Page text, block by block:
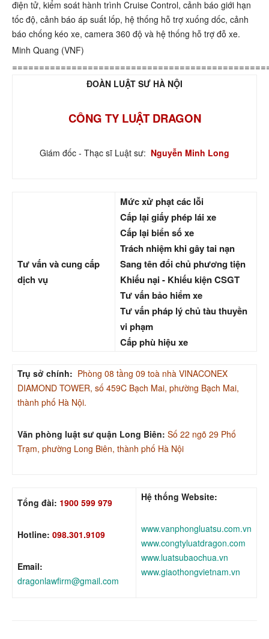
điện tử, kiểm soát hành trình Cruise Control, cảnh báo giới hạn
tốc độ, cảnh báo áp suất lốp, hệ thống hỗ trợ xuống dốc, cảnh
báo chống kéo xe, camera 360 độ và hệ thống hỗ trợ đỗ xe.
Minh Quang (VNF)
ĐOÀN LUẬT SƯ HÀ NỘI
CÔNG TY LUẬT DRAGON
Giám đốc - Thạc sĩ Luật sư: Nguyễn Minh Long
Tư vấn và cung cấp
dịch vụ
Mức xử phạt các lỗi
Cấp lại giấy phép lái xe
Cấp lại biển số xe
Trách nhiệm khi gây tai nạn
Sang tên đổi chủ phương tiện
Khiếu nại - Khiếu kiện CSGT
Tư vấn bảo hiểm xe
Tư vấn pháp lý chủ tàu thuyền
vi phạm
Cấp phù hiệu xe
Trụ sở chính: Phòng 08 tầng 09 toà nhà VINACONEX
DIAMOND TOWER, số 459C Bạch Mai, phường Bạch Mai,
thành phố Hà Nội.
Văn phòng luật sư quận Long Biên: Số 22 ngõ 29 Phố
Trạm, phường Long Biên, thành phố Hà Nội
Tổng đài: 1900 599 979
Hotline: 098.301.9109
Email:
dragonlawfirm@gmail.com
Hệ thống Website:
www.vanphongluatsu.com.vn
www.congtyluatdragon.com
www.luatsubaochua.vn
www.giaothongvietnam.vn